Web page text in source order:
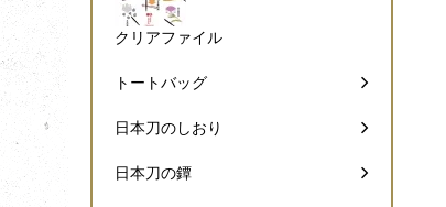
クリアファイル
トートバッグ
日本刀のしおり
日本刀の鐔